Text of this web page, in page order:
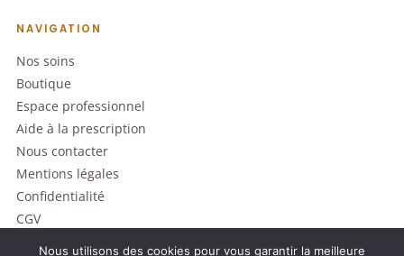
NAVIGATION
Nos soins
Boutique
Espace professionnel
Aide à la prescription
Nous contacter
Mentions légales
Confidentialité
CGV
Nous utilisons des cookies pour vous garantir la meilleure